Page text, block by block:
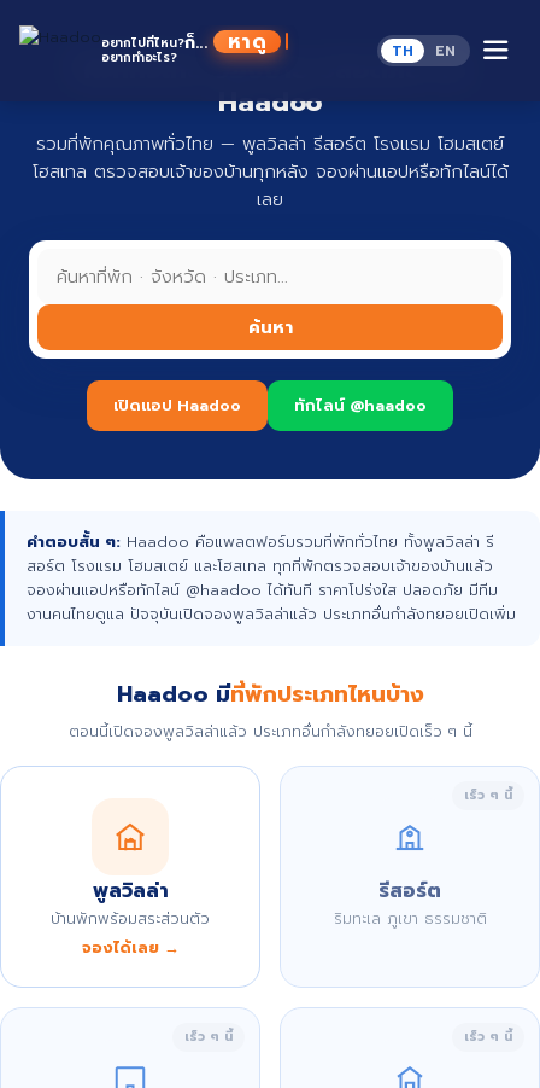
อยากไปที่ไหน?
อยากทำอะไร?
ก็... ห TH EN
ที่พักทั่วไทย จองง่าย ปลอดภัย กับ
Haadoo
รวมที่พักคุณภาพทั่วไทย — พูลวิลล่า รีสอร์ต โรงแรม โฮมสเตย์
โฮสเทล ตรวจสอบเจ้าของบ้านทุกหลัง จองผ่านแอปหรือทักไลน์ได้
เลย
ค้นหา
เปิดแอป Haadoo ทักไลน์ @haadoo
คำตอบสั้น ๆ: Haadoo คือแพลตฟอร์มรวมที่พักทั่วไทย ทั้งพูลวิลล่า รี
สอร์ต โรงแรม โฮมสเตย์ และโฮสเทล ทุกที่พักตรวจสอบเจ้าของบ้านแล้ว
จองผ่านแอปหรือทักไลน์ @haadoo ได้ทันที ราคาโปร่งใส ปลอดภัย มีทีม
งานคนไทยดูแล ปัจจุบันเปิดจองพูลวิลล่าแล้ว ประเภทอื่นกำลังทยอยเปิดเพิ่ม
Haadoo มีที่พักประเภทไหนบ้าง
ตอนนี้เปิดจองพูลวิลล่าแล้ว ประเภทอื่นกำลังทยอยเปิดเร็ว ๆ นี้
พูลวิลล่า
บ้านพักพร้อมสระส่วนตัว
จองได้เลย →
เร็ว ๆ นี้
รีสอร์ต
ริมทะเล ภูเขา ธรรมชาติ
เร็ว ๆ นี้ เร็ว ๆ นี้